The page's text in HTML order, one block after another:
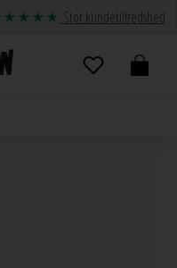
Stor kundetilfredshed